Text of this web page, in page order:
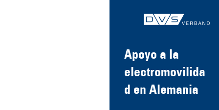
Apoyo a la
electromovilida
d en Alemania